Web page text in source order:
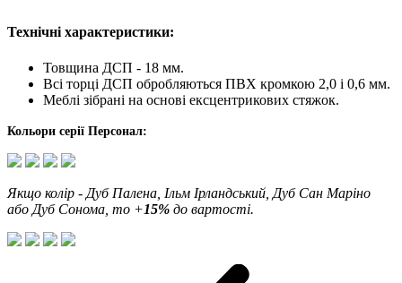
Технічні характеристики:
Товщина ДСП - 18 мм.
Всі торці ДСП обробляються ПВХ кромкою 2,0 і 0,6 мм.
Меблі зібрані на основі ексцентрикових стяжок.
Кольори серії Персонал:
Якщо колір - Дуб Палена, Ільм Ірландський, Дуб Сан Маріно
або Дуб Сонома то +15% до вартості.